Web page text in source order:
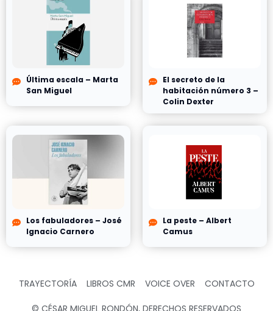
Última escala – Marta
San Miguel
El secreto de la
habitación número 3 –
Colin Dexter
Los fabuladores – José
Ignacio Carnero
La peste – Albert
Camus
TRAYECTORÍA LIBROS CMR VOICE OVER CONTACTO